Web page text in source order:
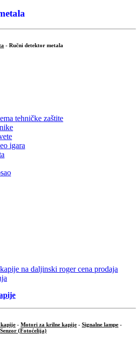
- Ručni detektor metala
tehničke zaštite
igara
- Motori za krilne kapije - Signalne lampe -
Senzor (Fotoćelija)